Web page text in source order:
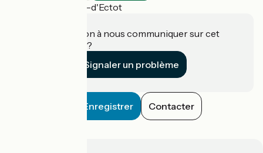
Saint-Germain-d'Ectot
Une information à nous communiquer sur cet
établissement ?
Signaler un problème
Enregistrer Contacter